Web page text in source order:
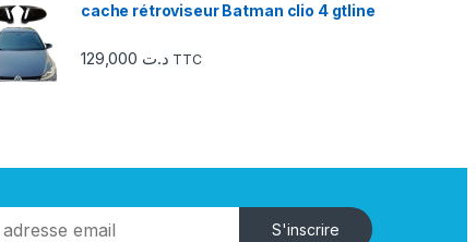
cache rétroviseur Batman clio 4 gtline
د.ت TTC
S'inscrire